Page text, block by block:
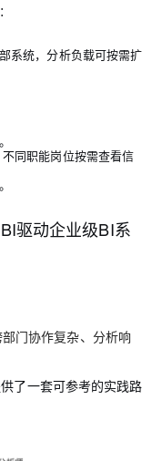
系统，分析负载可按需扩
同职能岗位按需查看信
。
驱动企业级BI系
部门协作复杂、分析响
了一套可参考的实践路